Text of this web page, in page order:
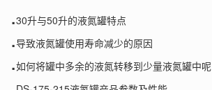
.30升与50升的液氮罐特点
.导致液氮罐使用寿命减少的原因
.如何将罐中多余的液氮转移到少量液氮罐中呢